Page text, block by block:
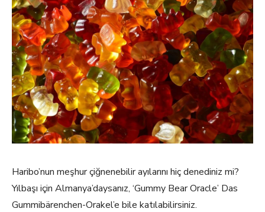
Haribo’nun meşhur çiğnenebilir ayılarını hiç denediniz mi?
Yılbaşı için Almanya’daysanız, ‘Gummy Bear Oracle’ Das
Gummibärenchen-Orakel’e bile katılabilirsiniz.